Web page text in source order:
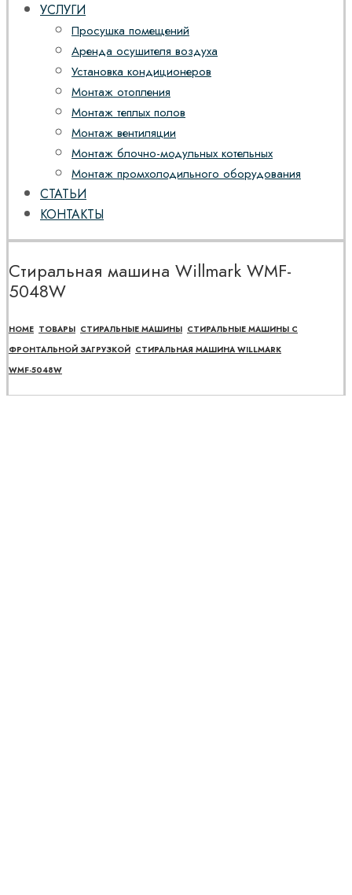
УСЛУГИ
Просушка помещений
Аренда осушителя воздуха
Установка кондиционеров
Монтаж отопления
Монтаж теплых полов
Монтаж вентиляции
Монтаж блочно-модульных котельных
Монтаж промхолодильного оборудования
СТАТЬИ
КОНТАКТЫ
Стиральная машина Willmark WMF-
5048W
HOME ТОВАРЫ СТИРАЛЬНЫЕ МАШИНЫ СТИРАЛЬНЫЕ МАШИНЫ С
ФРОНТАЛЬНОЙ ЗАГРУЗКОЙ СТИРАЛЬНАЯ МАШИНА WILLMARK
WMF-5048W